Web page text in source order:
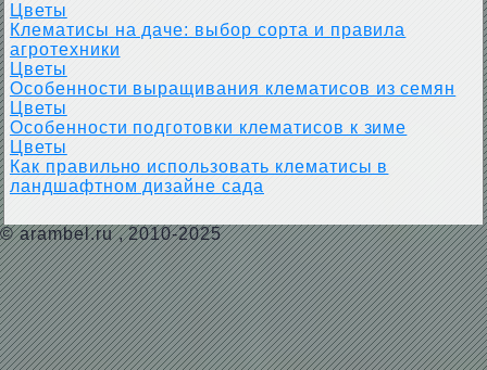
Цветы
Клематисы на даче: выбор сорта и правила
агротехники
Цветы
Особенности выращивания клематисов из семян
Цветы
Особенности подготовки клематисов к зиме
Цветы
Как правильно использовать клематисы в
ландшафтном дизайне сада
© arambel.ru, 2010-2025